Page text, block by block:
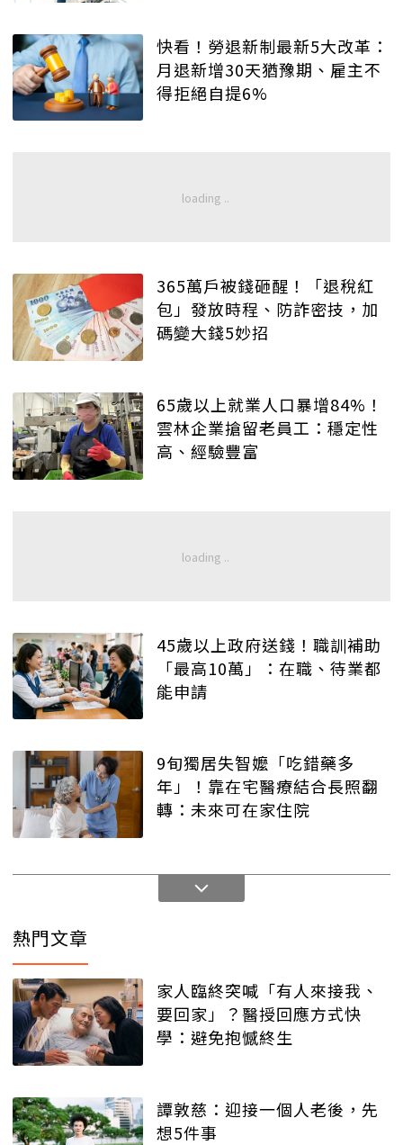
快看！勞退新制最新5大改革：
月退新增30天猶豫期、雇主不
得拒絕自提6%
365萬戶被錢砸醒！「退稅紅
包」發放時程、防詐密技，加
碼變大錢5妙招
65歲以上就業人口暴增84%！
雲林企業搶留老員工：穩定性
高、經驗豐富
45歲以上政府送錢！職訓補助
「最高10萬」：在職、待業都
能申請
9旬獨居失智嬤「吃錯藥多
年」！靠在宅醫療結合長照翻
轉：未來可在家住院
熱門文章
家人臨終突喊「有人來接我、
要回家」？醫授回應方式快
學：避免抱憾終生
譚敦慈：迎接一個人老後，先
想5件事